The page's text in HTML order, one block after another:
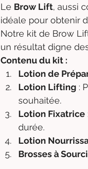
Le Brow Lift, aussi
idéale pour obtenir
Notre kit de Brow
un résultat digne
Contenu du kit :
Lotion de
Lotion Lifting :
souhaitée.
Lotion Fixatrice
durée.
Lotion
Brosses à